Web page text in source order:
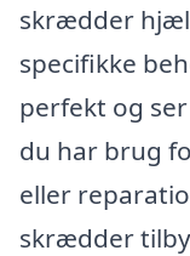
skrædder
specifikke
perfekt og
du har brug
eller
skrædder